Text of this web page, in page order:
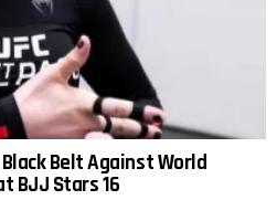
Belt Against World
BJJ Stars 16